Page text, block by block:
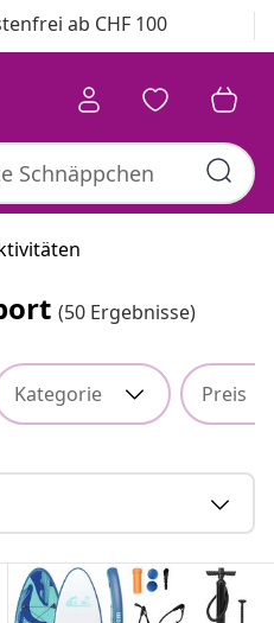
ab CHF 100
(50 Ergebnisse)
Kategorie Preis